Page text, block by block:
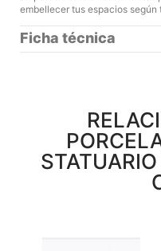
embellecer tus espacios
Ficha técnica